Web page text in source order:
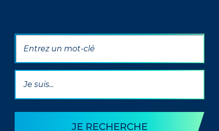
Par mot(s) clé(s)